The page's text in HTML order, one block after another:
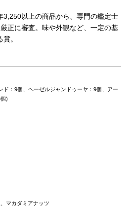
以上の商品から、専門の鑑定士
正に審査。味や外観など、一定の基
。
ド：9個、ヘーゼルジャンドゥーヤ：9個、アー
)
マカダミアナッツ